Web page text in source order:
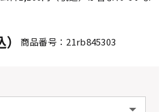
商品番号：21rb845303